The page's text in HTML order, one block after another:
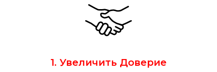
1. Увеличить Доверие